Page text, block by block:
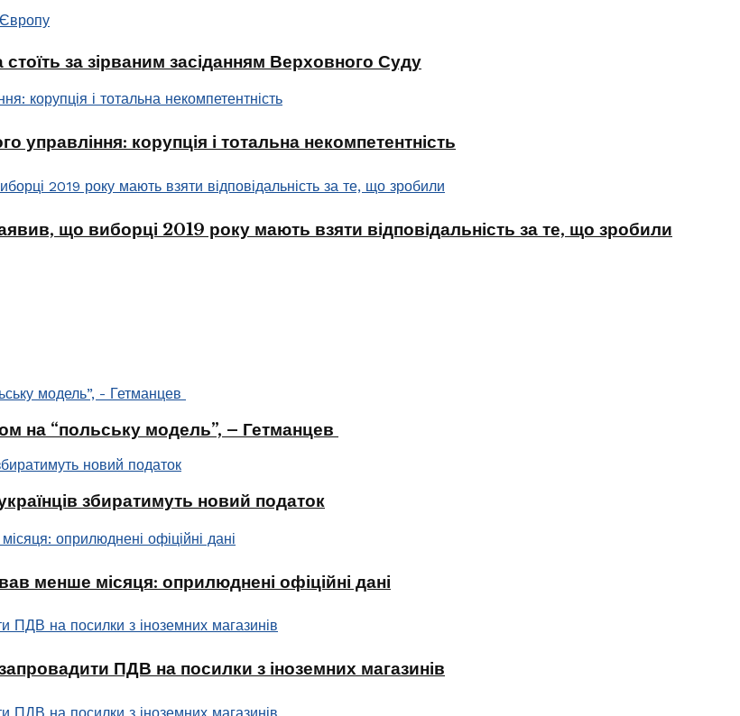
за зірваним засіданням Верховного Суду
корупція і тотальна некомпетентність
що виборці 2019 року мають взяти відповідальність за те, що зробили
на “польську модель”, – Гетманцев
збиратимуть новий податок
менше місяця: оприлюднені офіційні дані
ПДВ на посилки з іноземних магазинів